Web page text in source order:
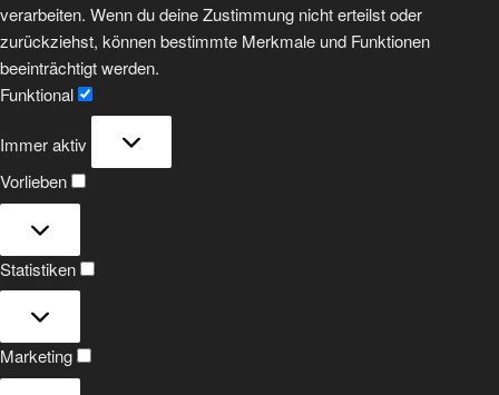
verarbeiten. Wenn du deine Zustimmung nicht erteilst oder
zurückziehst, können bestimmte Merkmale und Funktionen
beeinträchtigt werden.
Funktional
Immer aktiv
Vorlieben
Statistiken
Marketing